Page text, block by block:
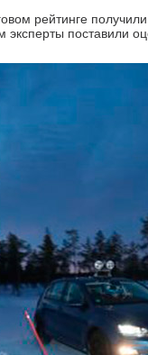
рейтинге
поставили